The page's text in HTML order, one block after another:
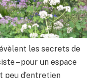
les secrets de
– pour un espace
peu d’entretien